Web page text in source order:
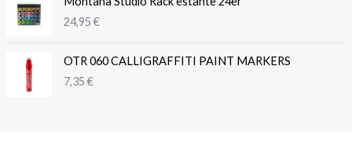
24,95€
OTR 060 CALLIGRAFFITI PAINT MARKERS
7,35€